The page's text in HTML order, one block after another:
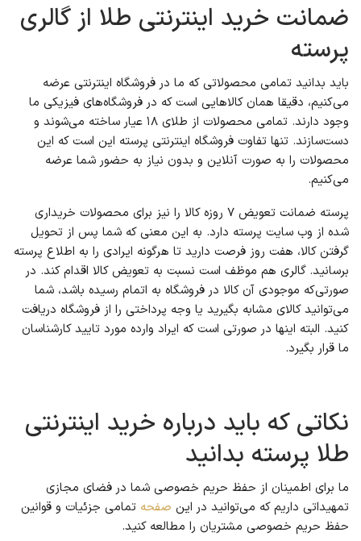
ضمانت خرید اینترنتی طلا از گالری
پرسته
باید بدانید تمامی محصولاتی که ما در فروشگاه اینترنتی عرضه
می‌کنیم، دقیقا همان کالاهایی است که در فروشگاه‌های فیزیکی ما
وجود دارند. تمامی محصولات از طلای ۱۸ عیار ساخته می‌شوند و
دست‌سازند. تنها تفاوت فروشگاه اینترنتی پرسته این است که این
محصولات را به صورت آنلاین و بدون نیاز به حضور شما عرضه
می‌کنیم.
پرسته ضمانت تعویض ۷ روزه کالا را نیز برای محصولات خریداری
شده از وب سایت پرسته دارد. به این معنی که شما پس از تحویل
گرفتن کالا، هفت روز فرصت دارید تا هرگونه ایرادی را به اطلاع پرسته
برسانید. گالری هم موظف است نسبت به تعویض کالا اقدام کند. در
صورتی‌که موجودی آن کالا در فروشگاه به اتمام رسیده باشد، شما
می‌توانید کالای مشابه بگیرید یا وجه پرداختی را از فروشگاه دریافت
کنید. البته اینها در صورتی است که ایراد وارده مورد تایید کارشناسان
ما قرار بگیرد.
نکاتی که باید درباره خرید اینترنتی
طلا پرسته بدانید
ما برای اطمینان از حفظ حریم خصوصی شما در فضای مجازی
تمهیداتی داریم که می‌توانید در این صفحه‌ تمامی جزئیات و قوانین
حفظ حریم خصوصی مشتریان را مطالعه کنید.